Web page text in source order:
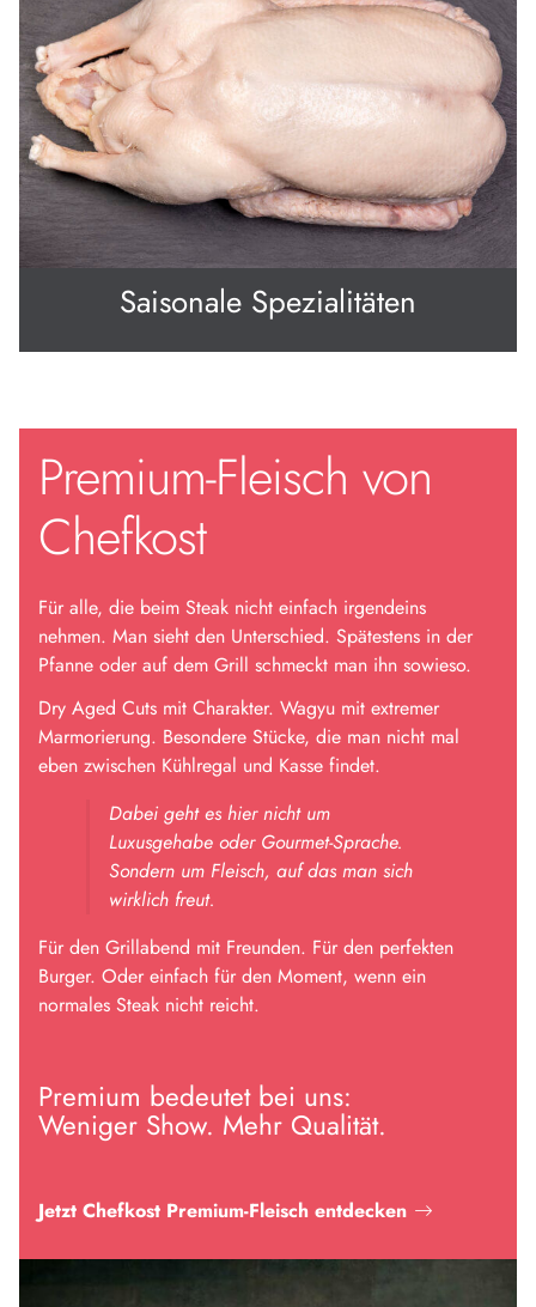
Saisonale Spezialitäten
Premium-Fleisch von
Chefkost
Für alle, die beim Steak nicht einfach irgendeins
nehmen. Man sieht den Unterschied. Spätestens in der
Pfanne oder auf dem Grill schmeckt man ihn sowieso.
Dry Aged Cuts mit Charakter. Wagyu mit extremer
Marmorierung. Besondere Stücke, die man nicht mal
eben zwischen Kühlregal und Kasse findet.
Dabei geht es hier nicht um
Luxusgehabe oder Gourmet-Sprache.
Sondern um Fleisch, auf das man sich
wirklich freut.
Für den Grillabend mit Freunden. Für den perfekten
Burger. Oder einfach für den Moment, wenn ein
normales Steak nicht reicht.
Premium bedeutet bei uns:
Weniger Show. Mehr Qualität.
Jetzt Chefkost Premium-Fleisch entdecken